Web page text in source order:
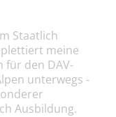
Staatlich
meine
für den DAV-
unterwegs -
Ausbildung.